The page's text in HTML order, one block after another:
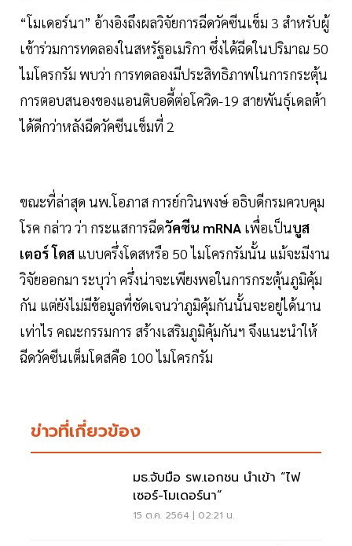
“โมเดอร์นา” อ้างอิงถึงผลวิจัยการฉีดวัคซีนเข็ม 3 สำหรับผู้
เข้าร่วมการทดลองในสหรัฐอเมริกา ซึ่งได้ฉีดในปริมาณ 50
ไมโครกรัม พบว่า การทดลองมีประสิทธิภาพในการกระตุ้น
การตอบสนองของแอนติบอดี้ต่อโควิด-19 สายพันธุ์เดลต้า
ได้ดีกว่าหลังฉีดวัคซีนเข็มที่ 2
ขณะที่ล่าสุด นพ.โอภาส การย์กวินพงษ์ อธิบดีกรมควบคุม
โรค กล่าว ว่า กระแสการฉีดวัคซีน mRNA เพื่อเป็นบูส
เตอร์ โดส แบบครึ่งโดสหรือ 50 ไมโครกรัมนั้น แม้จะมีงาน
วิจัยออกมา ระบุว่า ครึ่งน่าจะเพียงพอในการกระตุ้นภูมิคุ้ม
กัน แต่ยังไม่มีข้อมูลที่ชัดเจนว่าภูมิคุ้มกันนั้นจะอยู่ได้นาน
เท่าไร คณะกรรมการ สร้างเสริมภูมิคุ้มกันฯ จึงแนะนำให้
ฉีดวัคซีนเต็มโดสคือ 100 ไมโครกรัม
ข่าวที่เกี่ยวข้อง
มธ.จับมือ รพ.เอกชน นำเข้า “ไฟ
เซอร์-โมเดอร์นา”
15 ต.ค. 2564 | 02:21 น.